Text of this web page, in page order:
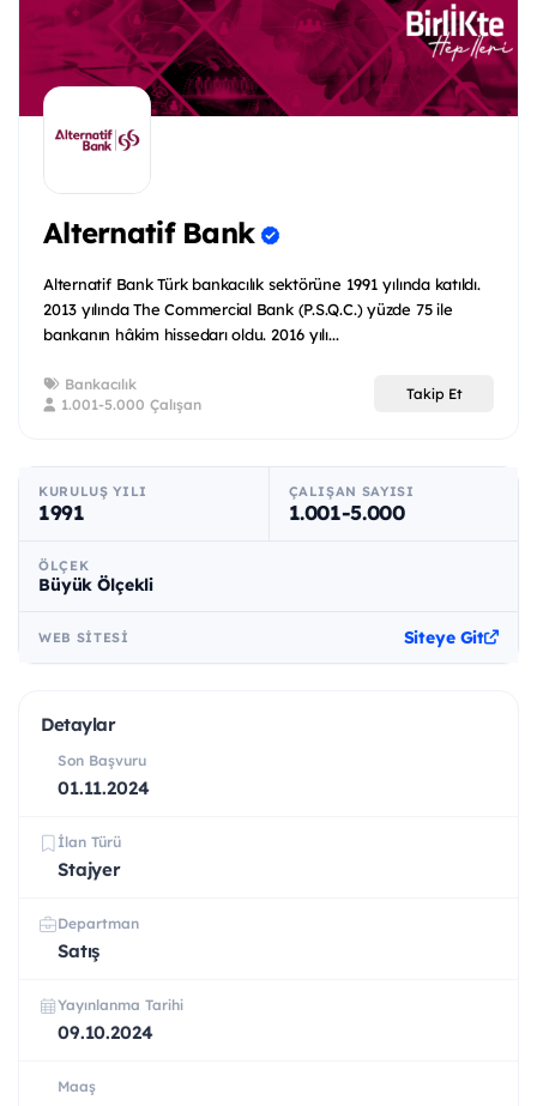
Alternatif Bank
Alternatif Bank Türk bankacılık sektörüne 1991 yılında katıldı.
2013 yılında The Commercial Bank (P.S.Q.C.) yüzde 75 ile
bankanın hâkim hissedarı oldu. 2016 yılı...
Bankacılık
1.001-5.000 Çalışan
Takip Et
KURULUŞ YILI
1991
ÇALIŞAN SAYISI
1.001-5.000
ÖLÇEK
Büyük Ölçekli
WEB SITESI Siteye Git
Detaylar
Son Başvuru
01.11.2024
İlan Türü
Stajyer
Departman
Satış
Yayınlanma Tarihi
09.10.2024
Maaş